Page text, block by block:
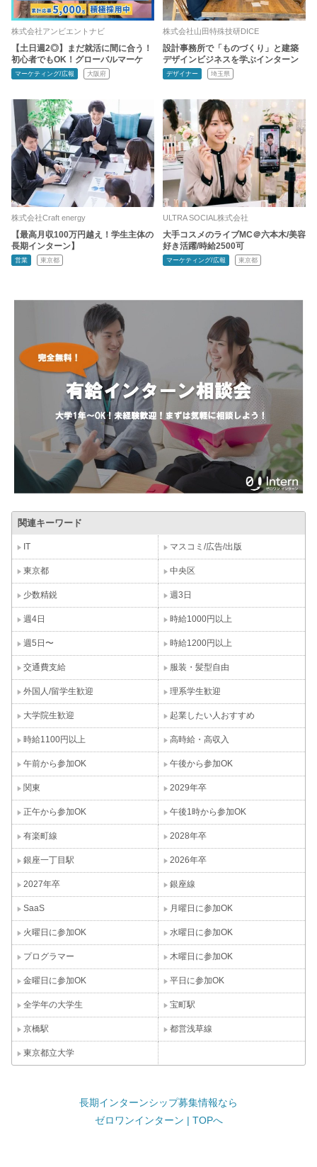
株式会社アンビエントナビ
【土日週2◎】まだ就活に間に合う！
初心者でもOK！グローバルマーケ
マーケティング/広報 大阪府
株式会社山田特殊技研DICE
設計事務所で「ものづくり」と建築
デザインビジネスを学ぶインターン
デザイナー 埼玉県
株式会社Craft energy
【最高月収100万円越え！学生主体の
長期インターン】
営業 東京都
ULTRA SOCIAL株式会社
大手コスメのライブMC＠六本木/美容
好き活躍/時給2500可
マーケティング/広報 東京都
関連キーワード
IT マスコミ/広告/出版
東京都 中央区
少数精鋭 週3日
週4日 時給1000円以上
週5日〜 時給1200円以上
交通費支給 服装・髪型自由
外国人/留学生歓迎 理系学生歓迎
大学院生歓迎 起業したい人おすすめ
時給1100円以上 高時給・高収入
午前から参加OK 午後から参加OK
関東 2029年卒
正午から参加OK 午後1時から参加OK
有楽町線 2028年卒
銀座一丁目駅 2026年卒
2027年卒 銀座線
SaaS 月曜日に参加OK
火曜日に参加OK 水曜日に参加OK
プログラマー 木曜日に参加OK
金曜日に参加OK 平日に参加OK
全学年の大学生 宝町駅
京橋駅 都営浅草線
東京都立大学
長期インターンシップ募集情報なら
ゼロワンインターン | TOPへ